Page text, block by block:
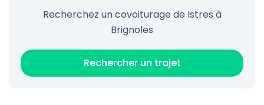
Recherchez un covoiturage de Istres à
Brignoles
Rechercher un trajet